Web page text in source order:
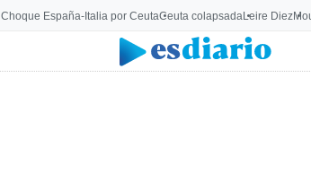
Choque España-Italia por CeutaCeuta colapsadaLeire Diez